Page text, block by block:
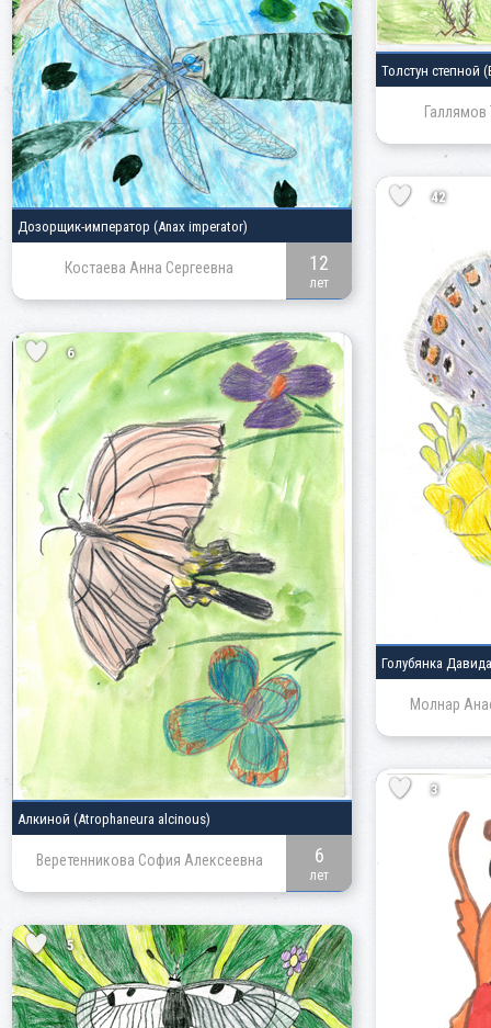
Толстун степной
Дозорщик-император (Anax imperator)
Костаева Анна Сергеевна 12
лет
42
Голубянка
Молнар
6
Алкиной (Atrophaneura alcinous)
Веретенникова София Алексеевна 6
лет
3
5